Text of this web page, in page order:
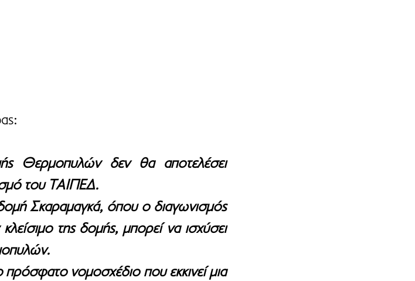
Θερμοπυλών δεν θα αποτελέσει
του ΤΑΙΠΕΔ.
Σκαραμαγκά, όπου ο διαγωνισμός
της δομής, μπορεί να ισχύσει
νομοσχέδιο που εκκινεί μια